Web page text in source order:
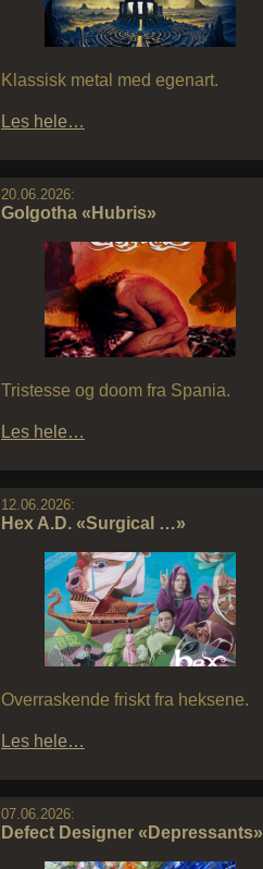
Klassisk metal med egenart.
Les hele…
20.06.2026:
Golgotha «Hubris»
Tristesse og doom fra Spania.
Les hele…
12.06.2026:
Hex A.D. «Surgical …»
Overraskende friskt fra heksene.
Les hele…
07.06.2026:
Defect Designer «Depressants»